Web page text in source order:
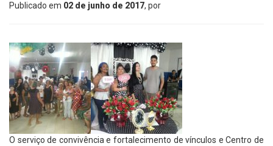
Publicado em 02 de junho de 2017, por
O serviço de convivência e fortalecimento de vínculos e Centro de